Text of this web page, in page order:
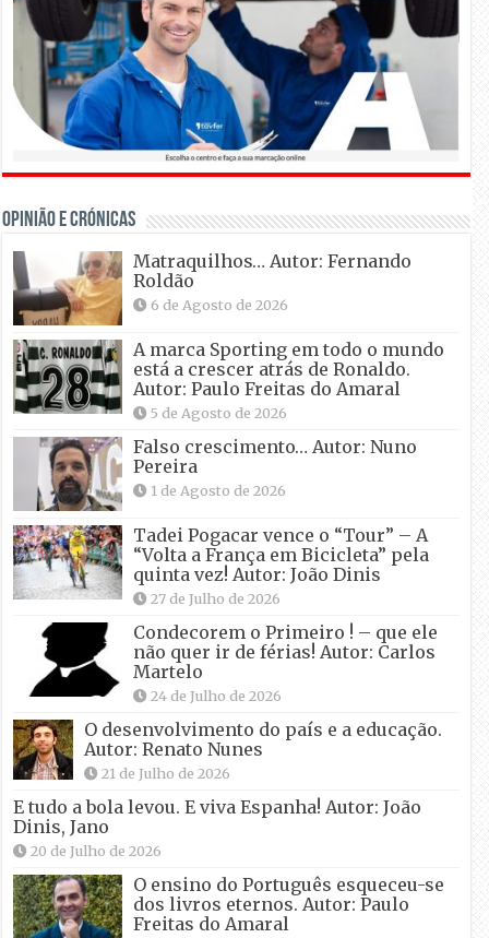
OPINIÃO E CRÓNICAS
Matraquilhos… Autor: Fernando
Roldão
6 de Agosto de 2026
A marca Sporting em todo o mundo
está a crescer atrás de Ronaldo.
Autor: Paulo Freitas do Amaral
5 de Agosto de 2026
Falso crescimento… Autor: Nuno
Pereira
1 de Agosto de 2026
Tadei Pogacar vence o “Tour” – A
“Volta a França em Bicicleta” pela
quinta vez! Autor: João Dinis
27 de Julho de 2026
Condecorem o Primeiro ! – que ele
não quer ir de férias! Autor: Carlos
Martelo
24 de Julho de 2026
O desenvolvimento do país e a educação.
Autor: Renato Nunes
21 de Julho de 2026
E tudo a bola levou. E viva Espanha! Autor: João
Dinis, Jano
20 de Julho de 2026
O ensino do Português esqueceu-se
dos livros eternos. Autor: Paulo
Freitas do Amaral